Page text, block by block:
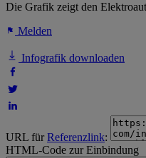
Die Grafik zeigt den
Melden
Infografik downloaden
URL fürReferenzlink:
HTML-Code zur Einbindung